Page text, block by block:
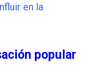
en la
popular